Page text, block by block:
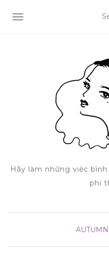
TOGGLE NAVIGATION
Hãy làm những việc
phi